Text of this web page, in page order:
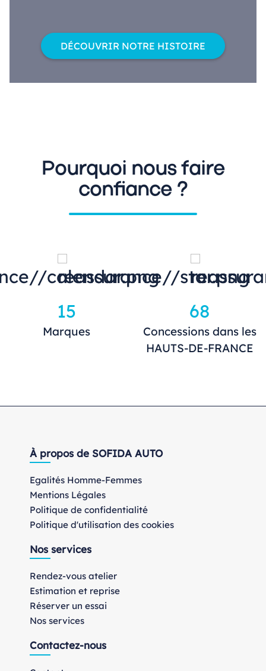
DÉCOUVRIR NOTRE HISTOIRE
Pourquoi nous faire
confiance ?
15
Marques
68
Concessions dans les
HAUTS-DE-FRANCE
À propos de SOFIDA AUTO
Egalités Homme-Femmes
Mentions Légales
Politique de confidentialité
Politique d'utilisation des cookies
Nos services
Rendez-vous atelier
Estimation et reprise
Réserver un essai
Nos services
Contactez-nous